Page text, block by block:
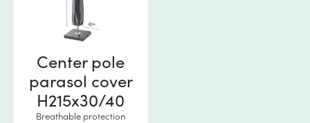
Center pole
parasol cover
H215x30/40
Breathable protection